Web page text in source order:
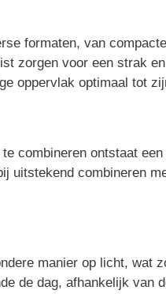
formaten, van
zorgen voor een strak
oppervlak optimaal tot
combineren ontstaat
uitstekend combineren
manier op licht,
de dag, afhankelijk